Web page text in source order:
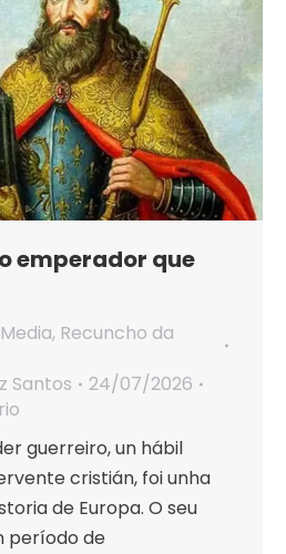
emperador que
, Recuncho da
Santos
24/07/2026
guerreiro, un hábil
cristián, foi unha
de Europa. O seu
período de